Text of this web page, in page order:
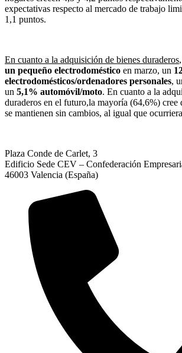
expectativas respecto al mercado de trabajo
1,1 puntos.
En cuanto a la adquisición de bienes duraderos
un pequeño electrodoméstico en marzo, un
electrodomésticos/ordenadores personales,
un 5,1% automóvil/moto. En cuanto a la
duraderos en el futuro,la mayoría (64,6%) cree
se mantienen sin cambios, al igual que
Plaza Conde de Carlet, 3
Edificio Sede CEV – Confederación
46003 Valencia (España)